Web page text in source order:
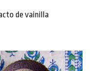
de vainilla